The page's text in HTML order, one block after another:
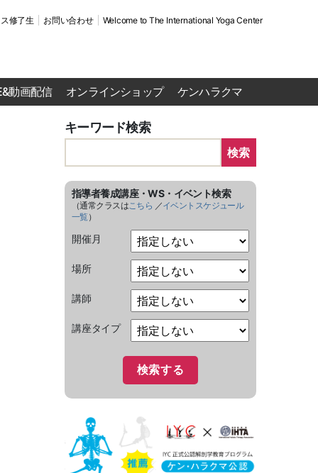
修了生 お問い合わせ Welcome to The International Yoga Center
動画配信 オンラインショップ ケンハラクマ
キーワード検索
検索
指導者養成講座・WS・イベント検索
（通常クラスはこちら ／イベントスケジュール
一覧）
開催月
場所
講師
講座タイプ